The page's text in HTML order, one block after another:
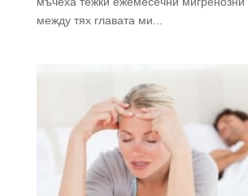
между тях главата ми...